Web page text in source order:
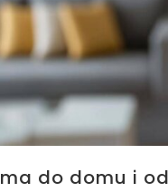
do domu i